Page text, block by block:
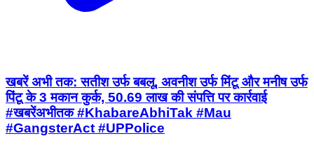
खबरें अभी तक: सतीश उर्फ बबलू, अवनीश उर्फ मिंटू और मनीष उर्फ
पिंटू के 3 मकान कुर्क, 50.69 लाख की संपत्ति पर कार्रवाई
#खबरेंअभीतक #KhabareAbhiTak #Mau
#GangsterAct #UPPolice